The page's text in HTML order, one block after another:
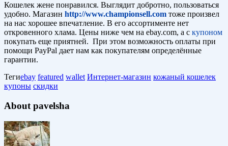
Кошелек жене понравился. Выглядит добротно, пользоваться
удобно. Магазин http://www.championsell.com тоже произвел
на нас хорошее впечатление. В его ассортименте нет
откровенного хлама. Цены ниже чем на ebay.com, а с купоном
покупать еще приятней. При этом возможность оплаты при
помощи PayPal дает нам как покупателям определённые
гарантии.
Тегиebay featured wallet Интернет-магазин кожаный кошелек
купоны скидки
About pavelsha